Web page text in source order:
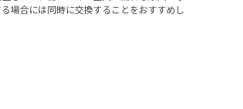
場合には同時に交換することをおすすめし